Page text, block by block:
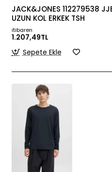
JACK&JONES 112279538
UZUN KOL ERKEK TSH
itibaren
1.207,49TL
Sepete Ekle